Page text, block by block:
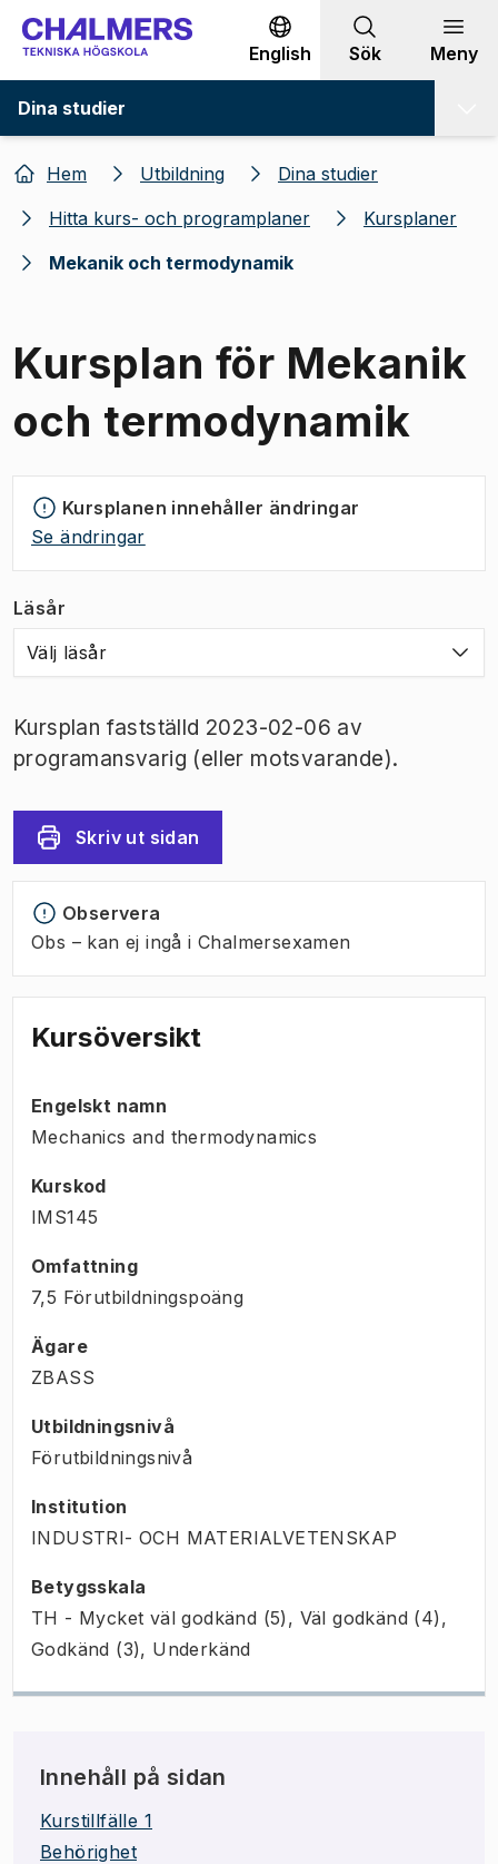
Gå till innehållet
English Sök Meny
Dina studier
Hem Utbildning
Dina studier
Hitta kurs- och programplaner
Kursplaner
Mekanik och termodynamik
Kursplan för Mekanik
och termodynamik
Kursplanen innehåller ändringar
Se ändringar
Läsår
Välj läsår
Kursplan fastställd 2023-02-06 av
programansvarig (eller motsvarande).
Skriv ut sidan
Observera
Obs – kan ej ingå i Chalmersexamen
Kursöversikt
Engelskt namn
Mechanics and thermodynamics
Kurskod
IMS145
Omfattning
7,5 Förutbildningspoäng
Ägare
ZBASS
Utbildningsnivå
Förutbildningsnivå
Institution
INDUSTRI- OCH MATERIALVETENSKAP
Betygsskala
TH - Mycket väl godkänd (5), Väl godkänd (4),
Godkänd (3), Underkänd
Innehåll på sidan
Kurstillfälle 1
Behörighet